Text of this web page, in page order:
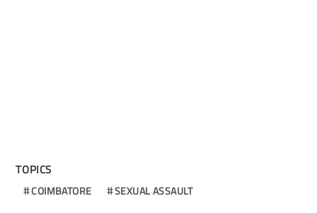
TOPICS
COIMBATORE SEXUAL ASSAULT